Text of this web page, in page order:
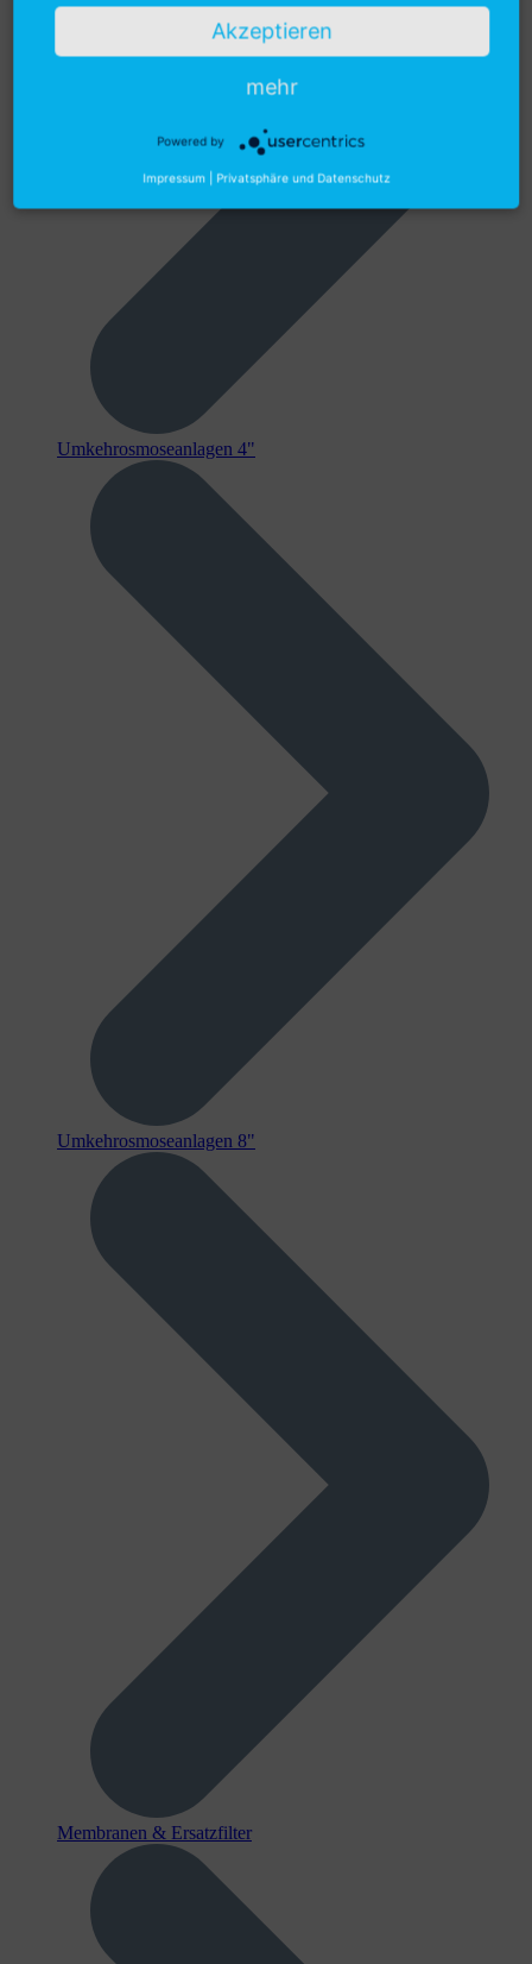
Umkehrosmoseanlagen 4"
Umkehrosmoseanlagen 8"
Membranen & Ersatzfilter
Akzeptieren
mehr
Powered by
Impressum Privatsphäre und Datenschutz